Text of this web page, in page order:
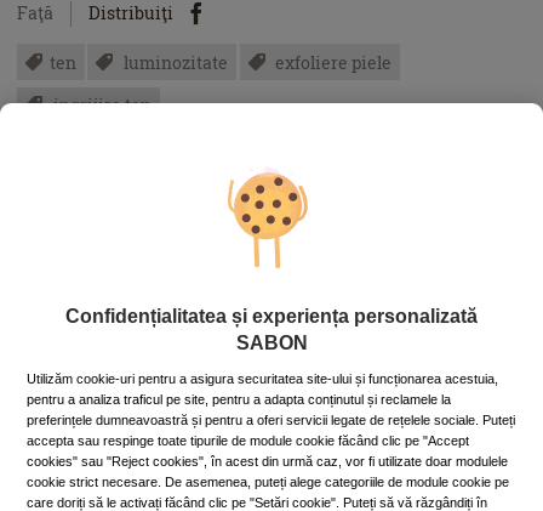
Faţă Distribuiţi
ten luminozitate
exfoliere piele
ingrijire ten
întotdeauna binevenită, este important pentru tine să abordezi
orice tip de tratament pentru piele cu prudență și ținând cont
de tipul tău de ten. Iată ce ar trebui să știi despre exfolierea
Peelingul chimic, o soluție cu precauții
Expunerea la soare în timpul verii poate duce la diferite
probleme ale pielii, cum ar fi pigmentare crescută (pete solare),
nuanță neuniformă a pielii, aspect tern și, în unele cazuri,
creșterea cantității de sebum sau apariția erupțiilor. Un
peeling chimic poate ajuta la rezolvarea acestor probleme prin
exfolierea stratului superior al pielii și dezvăluirea unui strat
de piele nou, fin și sănătos.
Confidențialitatea și experiența personalizată
SABON
Utilizăm cookie-uri pentru a asigura securitatea site-ului și funcționarea acestuia,
pentru a analiza traficul pe site, pentru a adapta conținutul și reclamele la
preferințele dumneavoastră și pentru a oferi servicii legate de rețelele sociale. Puteți
accepta sau respinge toate tipurile de module cookie făcând clic pe "Accept
cookies" sau "Reject cookies", în acest din urmă caz, vor fi utilizate doar modulele
cookie strict necesare. De asemenea, puteți alege categoriile de module cookie pe
care doriți să le activați făcând clic pe "Setări cookie". Puteți să vă răzgândiți în